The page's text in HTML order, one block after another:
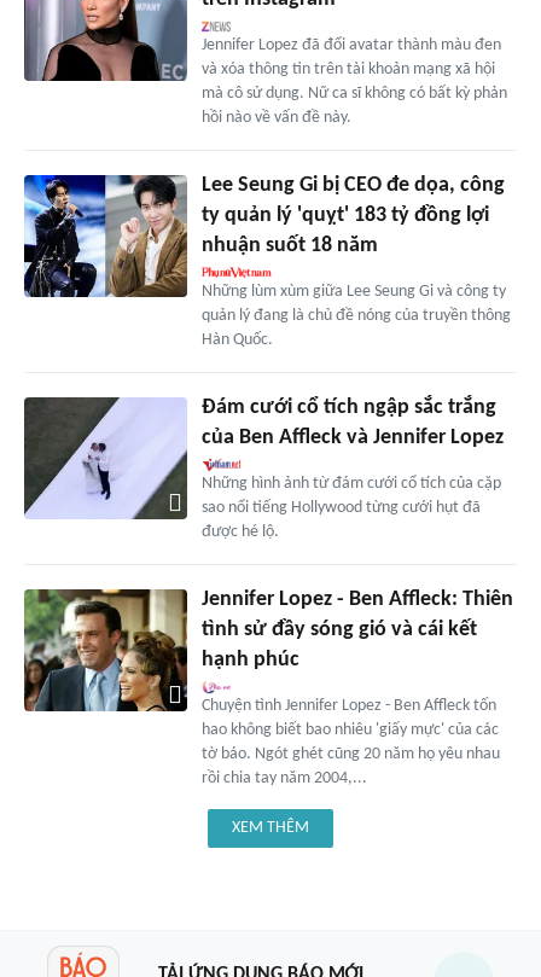
Jennifer Lopez đã đổi avatar thành màu đen
và xóa thông tin trên tài khoản mạng xã hội
mà cô sử dụng. Nữ ca sĩ không có bất kỳ phản
hồi nào về vấn đề này.
Lee Seung Gi bị CEO đe dọa, công
ty quản lý 'quỵt' 183 tỷ đồng lợi
nhuận suốt 18 năm
Những lùm xùm giữa Lee Seung Gi và công ty
quản lý đang là chủ đề nóng của truyền thông
Hàn Quốc.
Đám cưới cổ tích ngập sắc trắng
của Ben Affleck và Jennifer Lopez
Những hình ảnh từ đám cưới cổ tích của cặp
sao nổi tiếng Hollywood từng cưới hụt đã
được hé lộ.
Jennifer Lopez - Ben Affleck: Thiên
tình sử đầy sóng gió và cái kết
hạnh phúc
Chuyện tình Jennifer Lopez - Ben Affleck tốn
hao không biết bao nhiêu 'giấy mực' của các
tờ báo. Ngót ghét cũng 20 năm họ yêu nhau
rồi chia tay năm 2004,...
XEM THÊM